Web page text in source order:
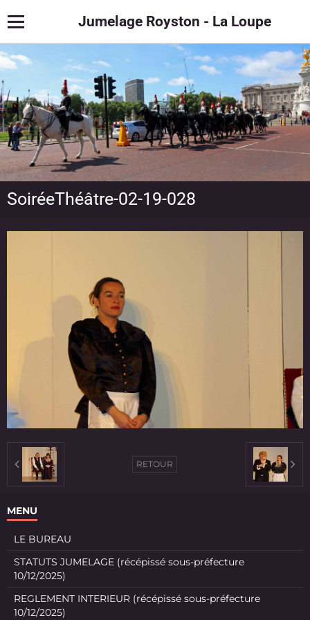
Jumelage Royston - La Loupe
SoiréeThéâtre-02-19-028
RETOUR
MENU
LE BUREAU
STATUTS JUMELAGE (récépissé sous-préfecture
10/12/2025)
REGLEMENT INTERIEUR (récépissé sous-préfecture
10/12/2025)